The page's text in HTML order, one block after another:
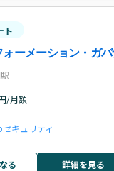
ト
ォーメーション・ガ
/月額
セキュリティ
る 詳細を見る